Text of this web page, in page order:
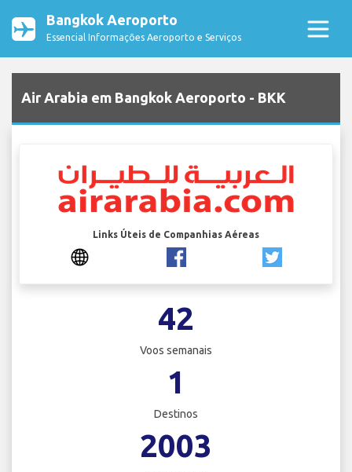
Bangkok Aeroporto
Essencial Informações Aeroporto e Serviços
Air Arabia em Bangkok Aeroporto - BKK
Links Úteis de Companhias Aéreas
42
Voos semanais
1
Destinos
2003